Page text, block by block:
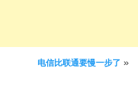
电信比联通要慢一步了 »